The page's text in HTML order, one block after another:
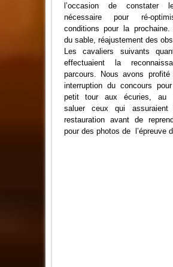
l’occasion de constater
nécessaire pour ré-
conditions pour la prochaine.
du sable, réajustement des
Les cavaliers suivants
effectuaient la
parcours. Nous avons
interruption du concours
petit tour aux écuries, au
saluer ceux qui
restauration avant de
pour des photos de l’épreuve